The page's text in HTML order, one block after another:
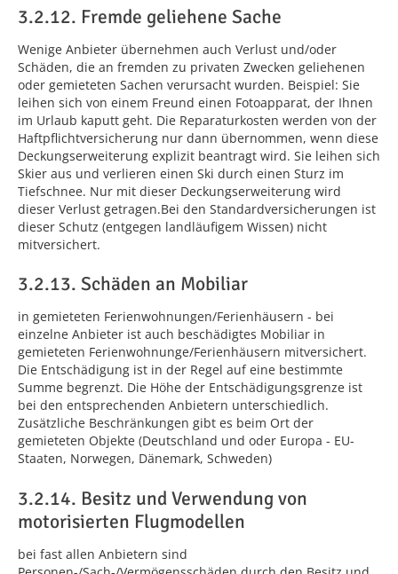
3.2.12. Fremde geliehene Sache
Wenige Anbieter übernehmen auch Verlust und/oder
Schäden, die an fremden zu privaten Zwecken geliehenen
oder gemieteten Sachen verursacht wurden. Beispiel: Sie
leihen sich von einem Freund einen Fotoapparat, der Ihnen
im Urlaub kaputt geht. Die Reparaturkosten werden von der
Haftpflichtversicherung nur dann übernommen, wenn diese
Deckungserweiterung explizit beantragt wird. Sie leihen sich
Skier aus und verlieren einen Ski durch einen Sturz im
Tiefschnee. Nur mit dieser Deckungserweiterung wird
dieser Verlust getragen.Bei den Standardversicherungen ist
dieser Schutz (entgegen landläufigem Wissen) nicht
mitversichert.
3.2.13. Schäden an Mobiliar
in gemieteten Ferienwohnungen/Ferienhäusern - bei
einzelne Anbieter ist auch beschädigtes Mobiliar in
gemieteten Ferienwohnunge/Ferienhäusern mitversichert.
Die Entschädigung ist in der Regel auf eine bestimmte
Summe begrenzt. Die Höhe der Entschädigungsgrenze ist
bei den entsprechenden Anbietern unterschiedlich.
Zusätzliche Beschränkungen gibt es beim Ort der
gemieteten Objekte (Deutschland und oder Europa - EU-
Staaten, Norwegen, Dänemark, Schweden)
3.2.14. Besitz und Verwendung von
motorisierten Flugmodellen
bei fast allen Anbietern sind